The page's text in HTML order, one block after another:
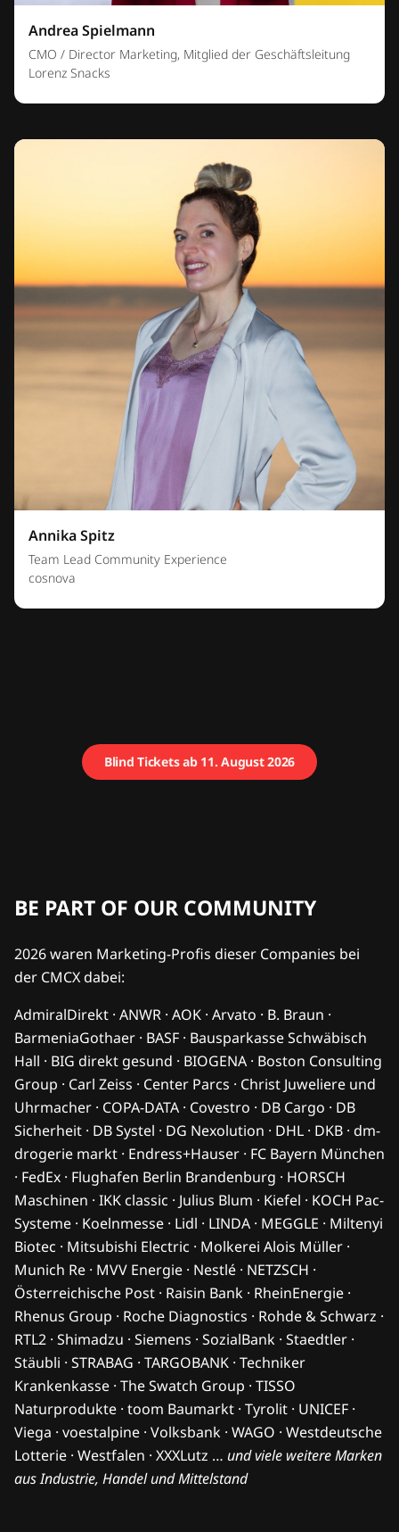
Andrea Spielmann
CMO / Director Marketing, Mitglied der Geschäftsleitung
Lorenz Snacks
Annika Spitz
Team Lead Community Experience
cosnova
Blind Tickets ab 11. August 2026
BE PART OF OUR COMMUNITY
2026 waren Marketing-Profis dieser Companies bei
der CMCX dabei:
AdmiralDirekt · ANWR · AOK · Arvato · B. Braun ·
BarmeniaGothaer · BASF · Bausparkasse Schwäbisch
Hall · BIG direkt gesund · BIOGENA · Boston Consulting
Group · Carl Zeiss · Center Parcs · Christ Juweliere und
Uhrmacher · COPA-DATA · Covestro · DB Cargo · DB
Sicherheit · DB Systel · DG Nexolution · DHL · DKB · dm-
drogerie markt · Endress+Hauser · FC Bayern München
· FedEx · Flughafen Berlin Brandenburg · HORSCH
Maschinen · IKK classic · Julius Blum · Kiefel · KOCH Pac-
Systeme · Koelnmesse · Lidl · LINDA · MEGGLE · Miltenyi
Biotec · Mitsubishi Electric · Molkerei Alois Müller ·
Munich Re · MVV Energie · Nestlé · NETZSCH ·
Österreichische Post · Raisin Bank · RheinEnergie ·
Rhenus Group · Roche Diagnostics · Rohde & Schwarz ·
RTL2 · Shimadzu · Siemens · SozialBank · Staedtler ·
Stäubli · STRABAG · TARGOBANK · Techniker
Krankenkasse · The Swatch Group · TISSO
Naturprodukte · toom Baumarkt · Tyrolit · UNICEF ·
Viega · voestalpine · Volksbank · WAGO · Westdeutsche
Lotterie · Westfalen · XXXLutz … und viele weitere Marken
aus Industrie, Handel und Mittelstand